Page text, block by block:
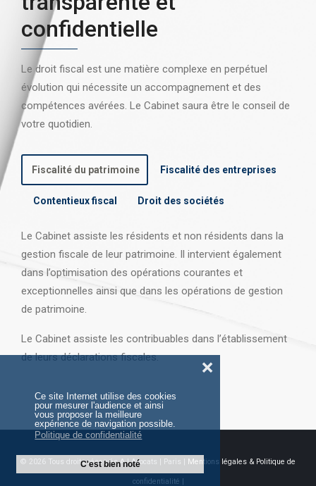
Ce site Internet utilise des cookies
pour mesurer l'audience et ainsi
vous proposer la meilleure
expérience de navigation possible.
Politique de confidentialité
C'est bien noté
❌
confidentielle
Le droit fiscal est une matière complexe en perpétuel
évolution qui nécessite un accompagnement et des
compétences avérées. Le Cabinet saura être le conseil de
votre quotidien.
Fiscalité du patrimoine Fiscalité des entreprises
Contentieux fiscal Droit des sociétés
Le Cabinet assiste les résidents et non résidents dans la
gestion fiscale de leur patrimoine. Il intervient également
dans l’optimisation des opérations courantes et
exceptionnelles ainsi que dans les opérations de gestion
de patrimoine.
Le Cabinet assiste les contribuables dans l’établissement
de leurs déclarations fiscales.
© 2026 Tous droits réservés AJ Avocats | Paris | Mentions légales & Politique de
confidentialité |